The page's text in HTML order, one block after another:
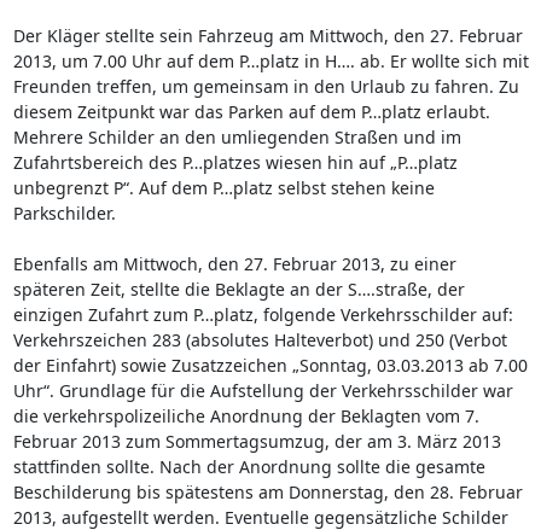
Der Kläger stellte sein Fahrzeug am Mittwoch, den 27. Februar
2013, um 7.00 Uhr auf dem P…platz in H…. ab. Er wollte sich mit
Freunden treffen, um gemeinsam in den Urlaub zu fahren. Zu
diesem Zeitpunkt war das Parken auf dem P…platz erlaubt.
Mehrere Schilder an den umliegenden Straßen und im
Zufahrtsbereich des P…platzes wiesen hin auf „P…platz
unbegrenzt P“. Auf dem P…platz selbst stehen keine
Parkschilder.
Ebenfalls am Mittwoch, den 27. Februar 2013, zu einer
späteren Zeit, stellte die Beklagte an der S….straße, der
einzigen Zufahrt zum P…platz, folgende Verkehrsschilder auf:
Verkehrszeichen 283 (absolutes Halteverbot) und 250 (Verbot
der Einfahrt) sowie Zusatzzeichen „Sonntag, 03.03.2013 ab 7.00
Uhr“. Grundlage für die Aufstellung der Verkehrsschilder war
die verkehrspolizeiliche Anordnung der Beklagten vom 7.
Februar 2013 zum Sommertagsumzug, der am 3. März 2013
stattfinden sollte. Nach der Anordnung sollte die gesamte
Beschilderung bis spätestens am Donnerstag, den 28. Februar
2013, aufgestellt werden. Eventuelle gegensätzliche Schilder